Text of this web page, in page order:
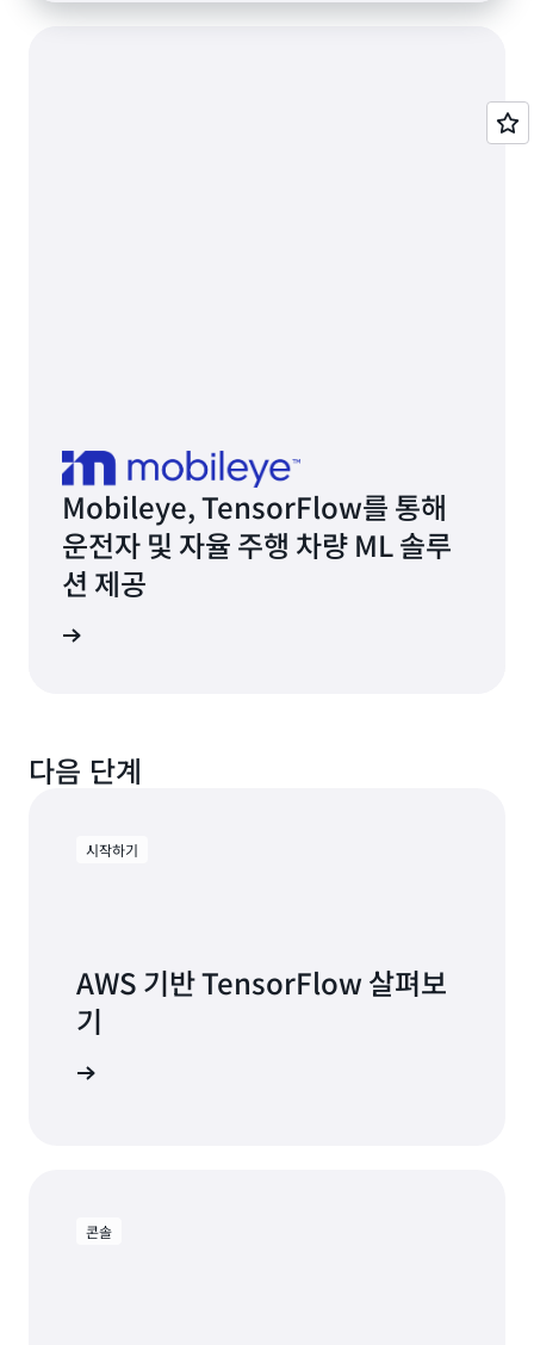
Mobileye, TensorFlow를 통해
운전자 및 자율 주행 차량 ML 솔루
션 제공
다음 단계
시작하기
AWS 기반 TensorFlow 살펴보
기
콘솔